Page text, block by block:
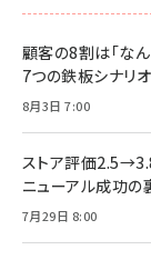
顧客の8割は「な
7つの鉄板シナリ
8月3日 7:00
ストア評価2.5→3.8
ニューアル成功
7月29日 8:00